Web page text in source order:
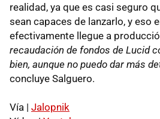
realidad, ya que es casi seguro
sean capaces de lanzarlo, y eso
efectivamente llegue a
recaudación de fondos de Lucid
bien, aunque no puedo dar más
concluye Salguero.
Vía | Jalopnik